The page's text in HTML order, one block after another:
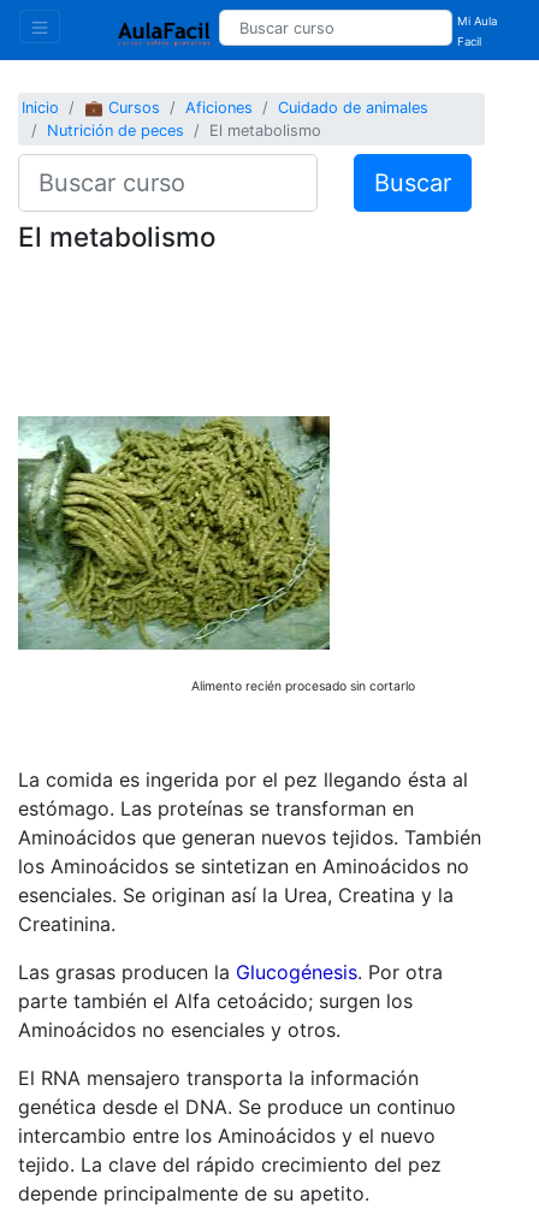
Mi Aula
Facil
Inicio 💼 Cursos Aficiones
Cuidado de animales
Nutrición de peces
El metabolismo
Buscar
El metabolismo
Alimento recién procesado sin cortarlo
La comida es ingerida por el pez llegando ésta al
estómago. Las proteínas se transforman en
Aminoácidos que generan nuevos tejidos. También
los Aminoácidos se sintetizan en Aminoácidos no
esenciales. Se originan así la Urea, Creatina y la
Creatinina.
Las grasas producen la Glucogénesis. Por otra
parte también el Alfa cetoácido; surgen los
Aminoácidos no esenciales y otros.
El RNA mensajero transporta la información
genética desde el DNA. Se produce un continuo
intercambio entre los Aminoácidos y el nuevo
tejido. La clave del rápido crecimiento del pez
depende principalmente de su apetito.